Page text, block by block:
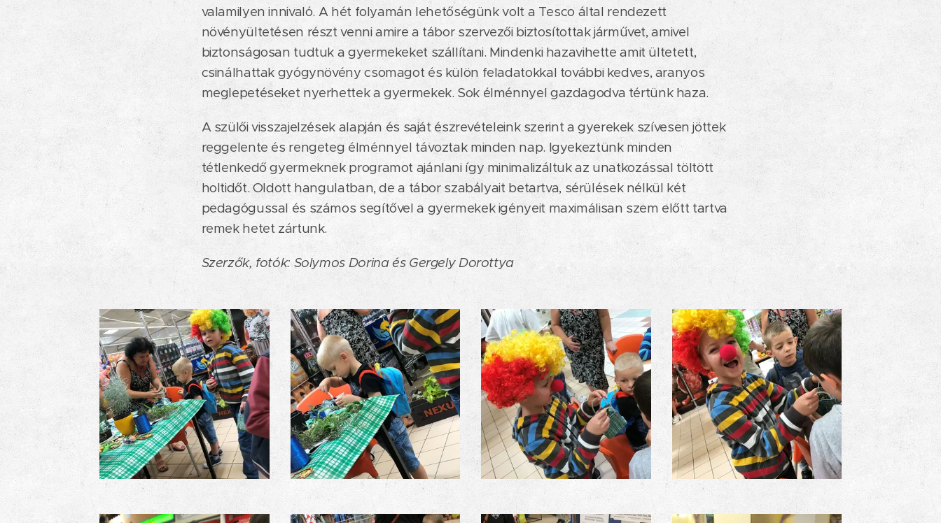
valamilyen innivaló. A hét folyamán lehetőségünk volt a Tesco által rendezett
növényültetésen részt venni amire a tábor szervezői biztosítottak járművet, amivel
biztonságosan tudtuk a gyermekeket szállítani. Mindenki hazavihette amit ültetett,
csinálhattak gyógynövény csomagot és külön feladatokkal további kedves, aranyos
meglepetéseket nyerhettek a gyermekek. Sok élménnyel gazdagodva tértünk haza.
A szülői visszajelzések alapján és saját észrevételeink szerint a gyerekek szívesen jöttek
reggelente és rengeteg élménnyel távoztak minden nap. Igyekeztünk minden
tétlenkedő gyermeknek programot ajánlani így minimalizáltuk az unatkozással töltött
holtidőt. Oldott hangulatban, de a tábor szabályait betartva, sérülések nélkül két
pedagógussal és számos segítővel a gyermekek igényeit maximálisan szem előtt tartva
remek hetet zártunk.
Szerzők, fotók: Solymos Dorina és Gergely Dorottya